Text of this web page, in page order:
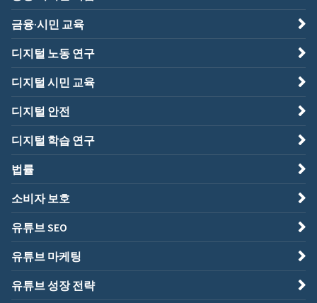
금융·시민 교육
디지털 노동 연구
디지털 시민 교육
디지털 안전
디지털 학습 연구
법률
소비자 보호
유튜브 SEO
유튜브 마케팅
유튜브 성장 전략